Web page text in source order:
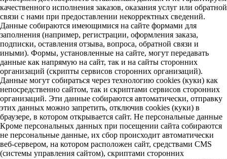
качественного исполнения заказов, оказания услуг или обратной
связи с нами при предоставлении некорректных сведений.
Данные собираются имеющимися на сайте формами для
заполнения (например, регистрации, оформления заказа,
подписки, оставления отзыва, вопроса, обратной связи и
иными). Формы, установленные на сайте, могут передавать
данные как напрямую на сайт, так и на сайты сторонних
организаций (скрипты сервисов сторонних организаций).
Данные могут собираться через технологию cookies (куки) как
непосредственно сайтом, так и скриптами сервисов сторонних
организаций. Эти данные собираются автоматически, отправку
этих данных можно запретить, отключив cookies (куки) в
браузере, в котором открывается сайт. Не персональные данные
Кроме персональных данных при посещении сайта собираются
не персональные данные, их сбор происходит автоматически
веб-сервером, на котором расположен сайт, средствами CMS
(системы управления сайтом), скриптами сторонних